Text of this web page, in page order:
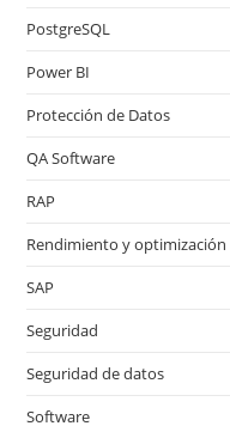
PostgreSQL
Power BI
Protección de Datos
QA Software
RAP
Rendimiento y optimización
SAP
Seguridad
Seguridad de datos
Software